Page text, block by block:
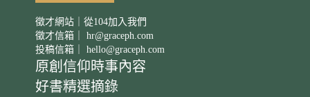
徵才網站｜從104加入我們
徵才信箱｜ hr@graceph.com
投稿信箱｜ hello@graceph.com
原創信仰時事內容
好書精選摘錄